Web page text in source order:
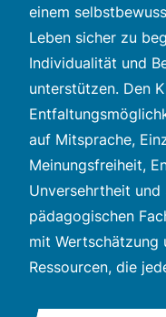
einem
Leben sicher zu
Individualität und
unterstützen. Den
auf Mitsprache,
Meinungsfreiheit,
Unversehrtheit
pädagogischen
mit Wertschätzung
Ressourcen, die